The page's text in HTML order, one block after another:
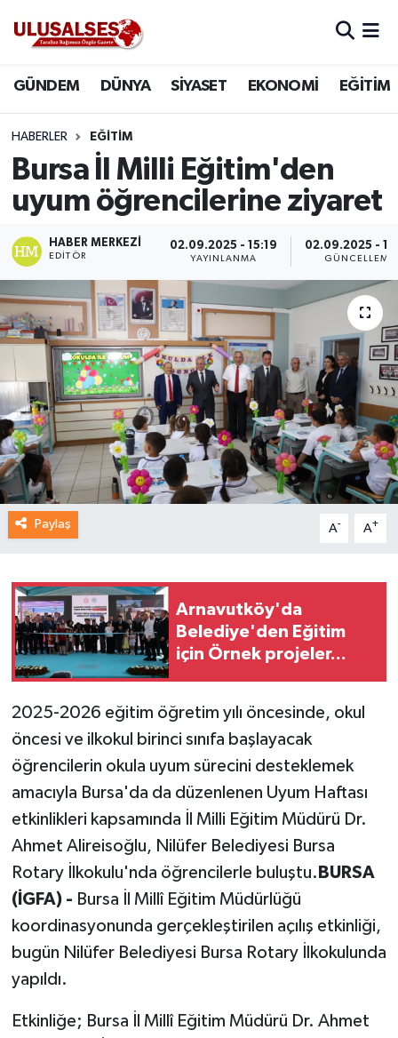
GÜNDEM DÜNYA SİYASET EKONOMİ EĞİTİM
HABERLER EĞİTİM
Bursa İl Milli Eğitim'den
uyum öğrencilerine ziyaret
HABER MERKEZI
EDITÖR
02.09.2025 - 15:19
YAYINLANMA
02.09.2025 -
GÜNCELLEME
Paylaş A- A+
Arnavutköy'da
Belediye'den Eğitim
için Örnek projeler...
2025-2026 eğitim öğretim yılı öncesinde, okul
öncesi ve ilkokul birinci sınıfa başlayacak
öğrencilerin okula uyum sürecini desteklemek
amacıyla Bursa'da da düzenlenen Uyum Haftası
etkinlikleri kapsamında İl Milli Eğitim Müdürü Dr.
Ahmet Alireisoğlu, Nilüfer Belediyesi Bursa
Rotary İlkokulu'nda öğrencilerle buluştu. BURSA
(İGFA) - Bursa İl Millî Eğitim Müdürlüğü
koordinasyonunda gerçekleştirilen açılış etkinliği,
bugün Nilüfer Belediyesi Bursa Rotary İlkokulunda
yapıldı.
Etkinliğe; Bursa İl Millî Eğitim Müdürü Dr. Ahmet
DÜNYA
SİYASET
EKONOMİ
EĞİTİM
SAĞLIK
MAGAZİN
SPOR
Trafik Durumu
Süper Lig Puan Durumu ve Fikstür
Tüm Manşetler
Son Dakika Haberleri
Haber Arşivi